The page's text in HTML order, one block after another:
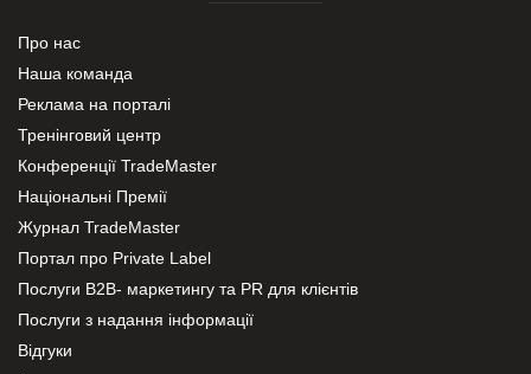
Про нас
Наша команда
Реклама на порталі
Тренінговий центр
Конференції TradeMaster
Національні Премії
Журнал TradeMaster
Портал про Private Label
Послуги В2В- маркетингу та PR для клієнтів
Послуги з надання інформації
Відгуки